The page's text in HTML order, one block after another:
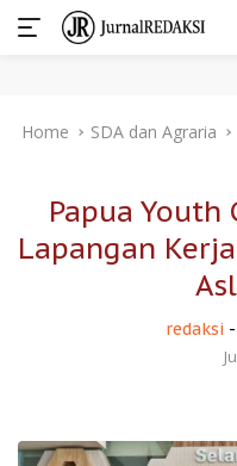
Home SDA dan Agraria
Papua Youth
Lapangan
redaksi -